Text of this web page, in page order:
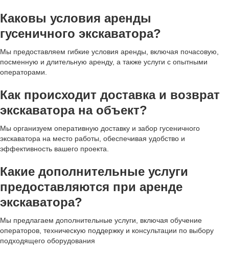
Каковы условия аренды
гусеничного экскаватора?
Мы предоставляем гибкие условия аренды, включая почасовую,
посменную и длительную аренду, а также услуги с опытными
операторами.
Как происходит доставка и возврат
экскаватора на объект?
Мы организуем оперативную доставку и забор гусеничного
экскаватора на место работы, обеспечивая удобство и
эффективность вашего проекта.
Какие дополнительные услуги
предоставляются при аренде
экскаватора?
Мы предлагаем дополнительные услуги, включая обучение
операторов, техническую поддержку и консультации по выбору
подходящего оборудования